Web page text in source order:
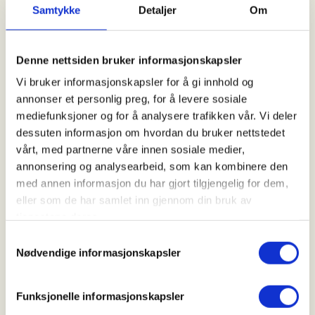
Samtykke Detaljer Om
Denne nettsiden bruker informasjonskapsler
Vi bruker informasjonskapsler for å gi innhold og
annonser et personlig preg, for å levere sosiale
mediefunksjoner og for å analysere trafikken vår. Vi deler
dessuten informasjon om hvordan du bruker nettstedet
vårt, med partnerne våre innen sosiale medier,
annonsering og analysearbeid, som kan kombinere den
med annen informasjon du har gjort tilgjengelig for dem,
eller som de har samlet inn gjennom din bruk av
Nødvendige informasjonskapsler
Funksjonelle informasjonskapsler
europeiske tidsbruksundersøkelsen HETUS at
Norge er det nest mest stillesittende landet i
flere gåturer og annen naturlig aktivitet i
hverdagen vil endre på dette.